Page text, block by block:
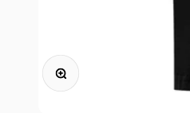
Bild vergrößern